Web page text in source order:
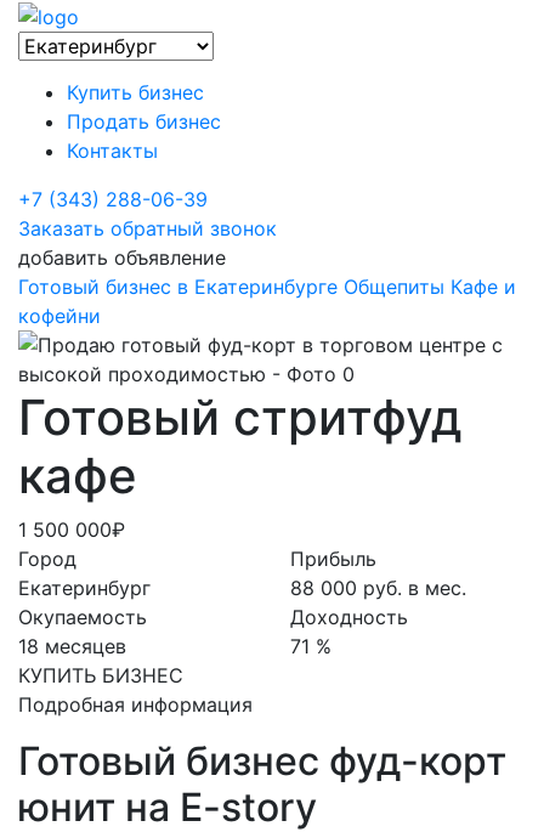
Купить бизнес
Продать бизнес
Контакты
+7 (343) 288-06-39
Заказать обратный звонок
добавить объявление
Готовый бизнес в Екатеринбурге Общепиты Кафе и
кофейни
Готовый стритфуд
кафе
1 500 000₽
Город
Екатеринбург
Окупаемость
18 месяцев
КУПИТЬ БИЗНЕС
Прибыль
88 000 руб. в мес.
Доходность
71 %
Подробная информация
Готовый бизнес фуд-корт
юнит на E-story